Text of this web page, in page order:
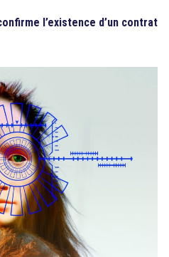
l’existence d’un contrat